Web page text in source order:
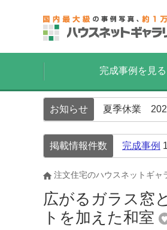
完成事例を見る
お知らせ 夏季休業
掲載情報件数 完成事例
注文住宅のハウスネットギャ
広がるガラス窓
トを加えた和室